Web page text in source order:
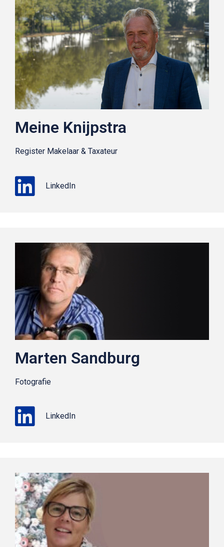
Meine Knijpstra
Register Makelaar & Taxateur
LinkedIn
Marten Sandburg
Fotografie
LinkedIn